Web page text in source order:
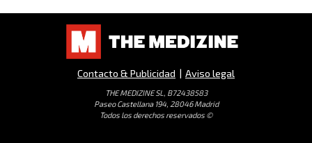
Contacto & Publicidad | Aviso legal
THE MEDIZINE SL, B72438583
Paseo Castellana 194, 28046 Madrid
Todos los derechos reservados ©